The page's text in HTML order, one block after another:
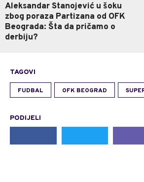
Aleksandar Stanojević u šoku
zbog poraza Partizana od OFK
Beograda: Šta da pričamo o
derbiju?
TAGOVI
FUDBAL OFK BEOGRAD
PODIJELI